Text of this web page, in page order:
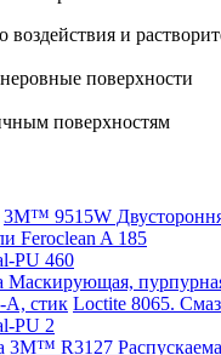
воздействия и
поверхности
поверхностям
3M™ 9515W
Feroclean A 185
PU 460
Loctite 8065.
PU 2
3M™ R3127